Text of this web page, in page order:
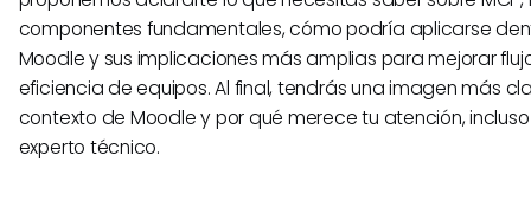
componentes fundamentales, cómo podría aplicarse
Moodle y sus implicaciones más amplias para mejorar
eficiencia de equipos. Al final, tendrás una imagen más
contexto de Moodle y por qué merece tu atención, incluso
experto técnico.